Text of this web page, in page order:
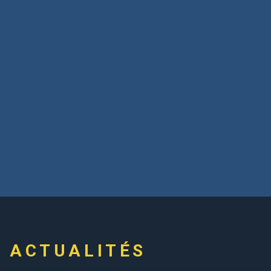
ACTUALITÉS